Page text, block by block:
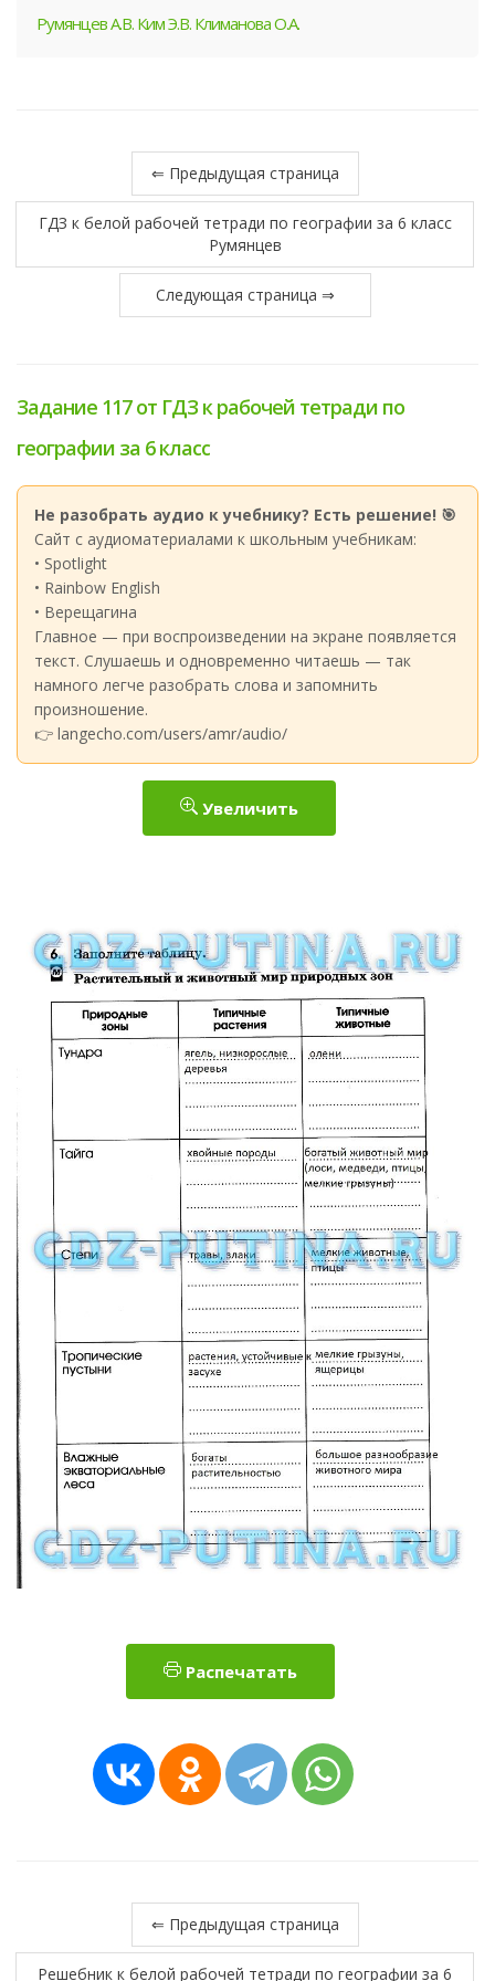
Румянцев А.В. Ким Э.В. Климанова О.А.
⇐ Предыдущая страница
ГДЗ к белой рабочей тетради по географии за 6 класс
Румянцев
Следующая страница ⇒
Задание 117 от ГДЗ к рабочей тетради по
географии за 6 класс
Не разобрать аудио к учебнику? Есть решение! 🎯
Сайт с аудиоматериалами к школьным учебникам:
• Spotlight
• Rainbow English
• Верещагина
Главное — при воспроизведении на экране появляется
текст. Слушаешь и одновременно читаешь — так
намного легче разобрать слова и запомнить
произношение.
👉 langecho.com/users/amr/audio/
Увеличить
Распечатать
⇐ Предыдущая страница
Решебник к белой рабочей тетради по географии за 6